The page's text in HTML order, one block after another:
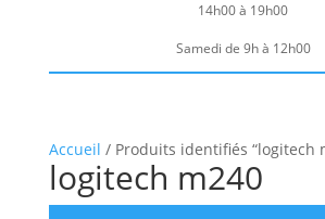
14h00 à 19h00
Samedi de 9h à 12h00
Accueil / Produits identifiés “logitech
logitech m240